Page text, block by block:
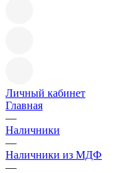
Личный кабинет
Главная
—
Наличники
—
Наличники из МДФ
—